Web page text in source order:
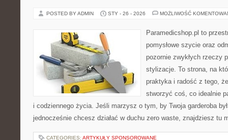
POSTED BY ADMIN STY - 26 - 2026 MOŻLIWOŚĆ
Paramedicshop.pl to
pomysłowe szycie oraz
pozornie zwykłych rzeczy
stylizacje. To strona, na
praktyka i radość z tego,
stworzyć coś, co idealnie
i codziennego życia. Jeśli marzysz o tym, by Twoja garderoba
jednocześnie chcesz działać w duchu zero waste, znajdziesz tu
CATEGORIES: ARTYKUŁY SPONSOROWANE